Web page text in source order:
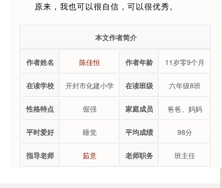
原来，我也可以很自信，可以很优秀。
本文作者简介
作者姓名 陈佳恒 作者年龄 11岁零9个月
在读学校 开封市化建小学 在读班级 六年级8班
性格特点 倔强 家庭成员 爸爸、妈妈
平时爱好 睡觉 平均成绩 98分
指导老师 茹意 老师职务 班主任